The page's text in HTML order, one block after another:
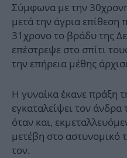
Σύμφωνα με την
μετά την άγρια επίθεση
31χρονο το βράδυ της
επέστρεψε στο σπίτι
την επήρεια μέθης
Η γυναίκα έκανε πράξη
εγκαταλείψει τον άνδρα
όταν και,
μετέβη στο αστυνομικό
τον.